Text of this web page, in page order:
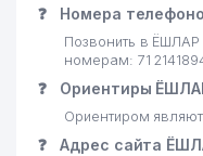
УЗБЕКИСТАН
УЗБЕКИСТАНА
24
❓ Номера
Позвонить в
номерам: 71
❓ Ориентиры
Ориентиром
❓ Адрес сайта